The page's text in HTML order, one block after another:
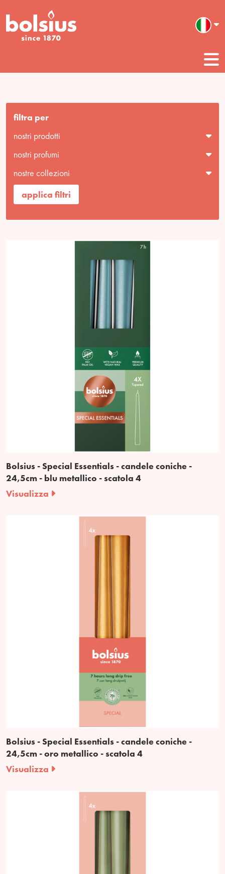
filtra per
nostri prodotti
nostri profumi
nostre collezioni
applica filtri
Bolsius - Special Essentials - candele coniche -
24,5cm - blu metallico - scatola 4
Visualizza
Bolsius - Special Essentials - candele coniche -
24,5cm - oro metallico - scatola 4
Visualizza